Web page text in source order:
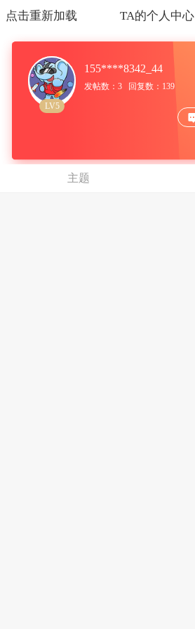
点击重新加载 TA的个人中心
LV5
155****8342_44
发帖数：3 回复数：139
主题